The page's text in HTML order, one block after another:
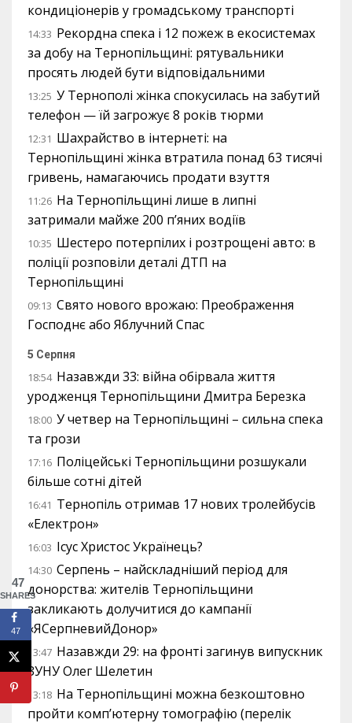
кондиціонерів у громадському транспорті
14:33 Рекордна спека і 12 пожеж в екосистемах
за добу на Тернопільщині: рятувальники
просять людей бути відповідальними
13:25 У Тернополі жінка спокусилась на забутий
телефон — їй загрожує 8 років тюрми
12:31 Шахрайство в інтернеті: на
Тернопільщині жінка втратила понад 63 тисячі
гривень, намагаючись продати взуття
11:26 На Тернопільщині лише в липні
затримали майже 200 п’яних водіїв
10:35 Шестеро потерпілих і розтрощені авто: в
поліції розповіли деталі ДТП на
Тернопільщині
09:13 Свято нового врожаю: Преображення
Господнє або Яблучний Спас
5 Серпня
18:54 Назавжди 33: війна обірвала життя
уродженця Тернопільщини Дмитра Березка
18:00 У четвер на Тернопільщині – сильна спека
та грози
17:16 Поліцейські Тернопільщини розшукали
більше сотні дітей
16:41 Тернопіль отримав 17 нових тролейбусів
«Електрон»
16:03 Ісус Христос Українець?
14:30 Серпень – найскладніший період для
донорства: жителів Тернопільщини
закликають долучитися до кампанії
«ЯСерпневийДонор»
13:47 Назавжди 29: на фронті загинув випускник
ЗУНУ Олег Шелетин
13:18 На Тернопільщині можна безкоштовно
пройти комп’ютерну томографію (перелік
47
SHARES
47